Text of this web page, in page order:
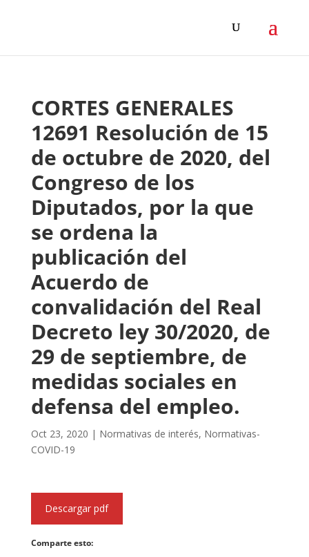
CORTES GENERALES
12691 Resolución de 15
de octubre de 2020, del
Congreso de los
Diputados, por la que
se ordena la
publicación del
Acuerdo de
convalidación del Real
Decreto ley 30/2020, de
29 de septiembre, de
medidas sociales en
defensa del empleo.
Oct 23, 2020 | Normativas de interés, Normativas-
COVID-19
Descargar pdf
Comparte esto: